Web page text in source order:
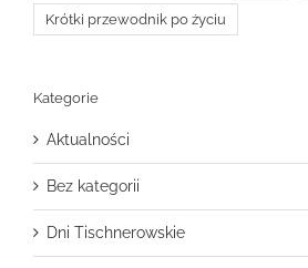
Krótki przewodnik po życiu
Kategorie
Aktualności
Bez kategorii
Dni Tischnerowskie